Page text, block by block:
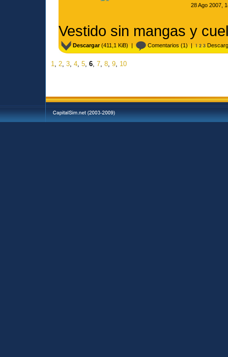
28 Ago 2007,
Vestido sin mangas y
Descargar(411,1 KiB) | Comentarios (1) |
1, 2, 3, 4, 5, 6, 7, 8, 9, 10